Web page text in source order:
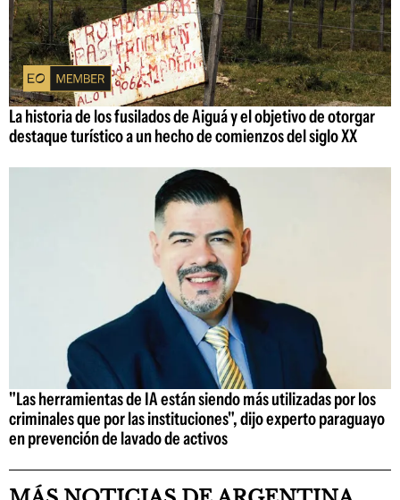
La historia de los fusilados de Aiguá y el objetivo de otorgar
destaque turístico a un hecho de comienzos del siglo XX
"Las herramientas de IA están siendo más utilizadas por los
criminales que por las instituciones", dijo experto paraguayo
en prevención de lavado de activos